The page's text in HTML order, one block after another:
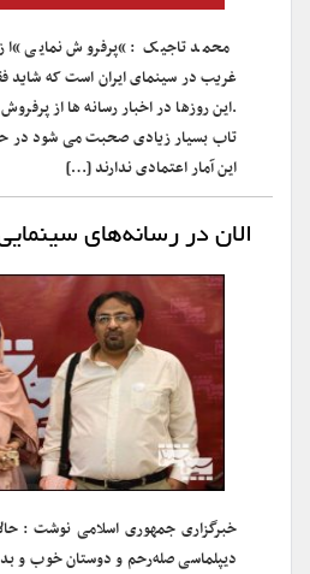
محمد تاجیک : “پرفروش نمایی
غریب در سینمای ایران است که شاید
.این روزها در اخبار رسانه ها از
تاب بسیار زیادی صحبت می شود در
این آمار اعتمادی ندارند […]
الان در رسانه‌های
خبرگزاری جمهوری اسلامی نوشت :
دیپلماسی صله‌رحم و دوستان خوب و